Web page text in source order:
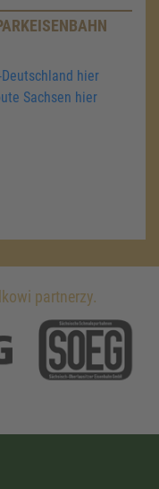
hier
Sachsen hier
partnerzy.